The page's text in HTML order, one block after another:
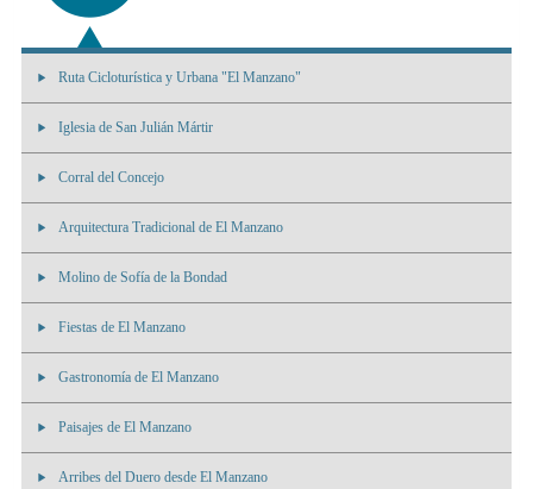
Ruta Cicloturística y Urbana "El Manzano"
Iglesia de San Julián Mártir
Corral del Concejo
Arquitectura Tradicional de El Manzano
Molino de Sofía de la Bondad
Fiestas de El Manzano
Gastronomía de El Manzano
Paisajes de El Manzano
Arribes del Duero desde El Manzano